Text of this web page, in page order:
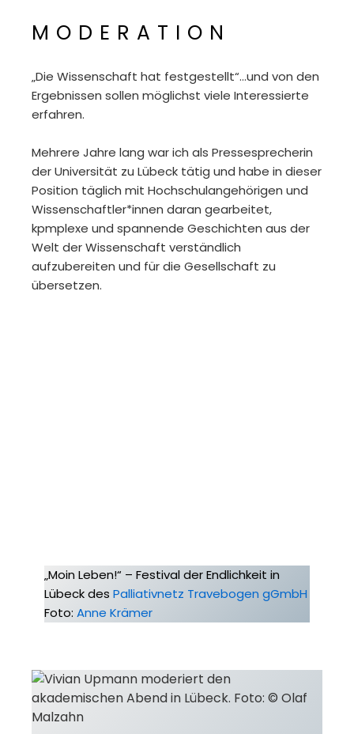
moderation
„Die Wissenschaft hat festgestellt“…und von den
Ergebnissen sollen möglichst viele Interessierte
erfahren.
Mehrere Jahre lang war ich als Pressesprecherin
der Universität zu Lübeck tätig und habe in dieser
Position täglich mit Hochschulangehörigen und
Wissenschaftler*innen daran gearbeitet,
kpmplexe und spannende Geschichten aus der
Welt der Wissenschaft verständlich
aufzubereiten und für die Gesellschaft zu
übersetzen.
„Moin Leben!“ – Festival der Endlichkeit in
Lübeck des Palliativnetz Travebogen gGmbH
Foto: Anne Krämer